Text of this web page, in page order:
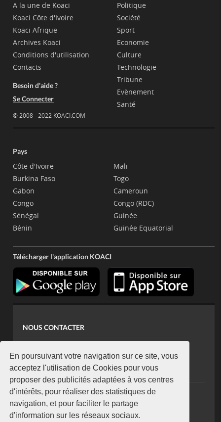
En poursuivant votre navigation sur ce site, vous
acceptez l'utilisation de Cookies pour vous
proposer des publicités adaptées à vos centres
d'intérêts, pour réaliser des statistiques de
navigation, et pour faciliter le partage
d'information sur les réseaux sociaux.
A la une de Koaci
Koaci Côte d'Ivoire
Koaci Afrique
Archives Koaci
Conditions d'utilisation
Contacts
Besoin d'aide ?
Se Connecter
© 2008 - 2022 KOACI.COM
Politique
Société
Sport
Economie
Culture
Technologie
Tribune
Evènement
Santé
Pays
Côte d'Ivoire
Burkina Faso
Gabon
Congo
Sénégal
Bénin
Mali
Togo
Cameroun
Congo (RDC)
Guinée
Guinée Equatorial
Télécharger l'application KOACI
NOUS CONTACTER
koaci@yahoo.fr
+225 07 08 85 52 93
NEWSLETTER
Restez connecté via notre newsletter